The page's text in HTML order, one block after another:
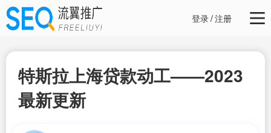
登录/注册
特斯拉上海贷款动工——2023
最新更新